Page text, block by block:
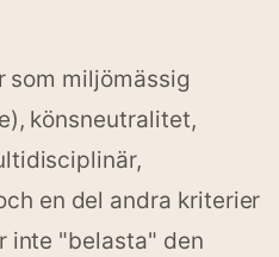
som miljömässig
könsneutralitet,
en del andra kriterier
inte "belasta" den